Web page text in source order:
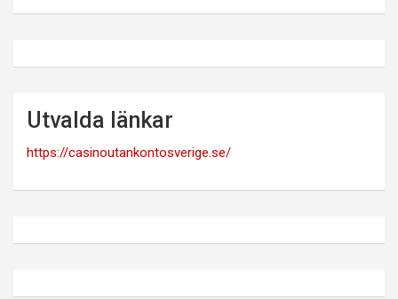
Utvalda länkar
https://casinoutankontosverige.se/